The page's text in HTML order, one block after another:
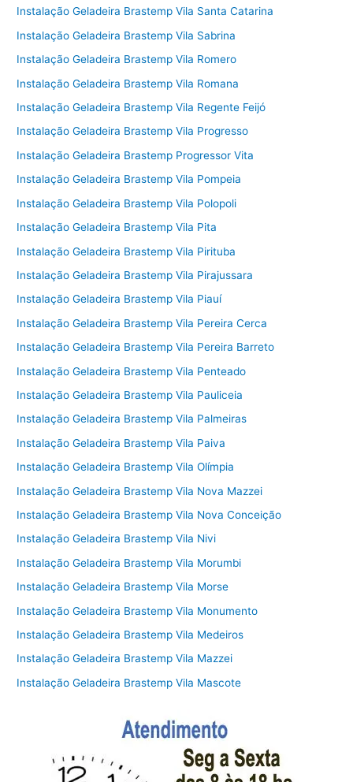
Instalação Geladeira Brastemp Vila Santa Catarina
Instalação Geladeira Brastemp Vila Sabrina
Instalação Geladeira Brastemp Vila Romero
Instalação Geladeira Brastemp Vila Romana
Instalação Geladeira Brastemp Vila Regente Feijó
Instalação Geladeira Brastemp Vila Progresso
Instalação Geladeira Brastemp Progressor Vita
Instalação Geladeira Brastemp Vila Pompeia
Instalação Geladeira Brastemp Vila Polopoli
Instalação Geladeira Brastemp Vila Pita
Instalação Geladeira Brastemp Vila Pirituba
Instalação Geladeira Brastemp Vila Pirajussara
Instalação Geladeira Brastemp Vila Piauí
Instalação Geladeira Brastemp Vila Pereira Cerca
Instalação Geladeira Brastemp Vila Pereira Barreto
Instalação Geladeira Brastemp Vila Penteado
Instalação Geladeira Brastemp Vila Pauliceia
Instalação Geladeira Brastemp Vila Palmeiras
Instalação Geladeira Brastemp Vila Paiva
Instalação Geladeira Brastemp Vila Olímpia
Instalação Geladeira Brastemp Vila Nova Mazzei
Instalação Geladeira Brastemp Vila Nova Conceição
Instalação Geladeira Brastemp Vila Nivi
Instalação Geladeira Brastemp Vila Morumbi
Instalação Geladeira Brastemp Vila Morse
Instalação Geladeira Brastemp Vila Monumento
Instalação Geladeira Brastemp Vila Medeiros
Instalação Geladeira Brastemp Vila Mazzei
Instalação Geladeira Brastemp Vila Mascote